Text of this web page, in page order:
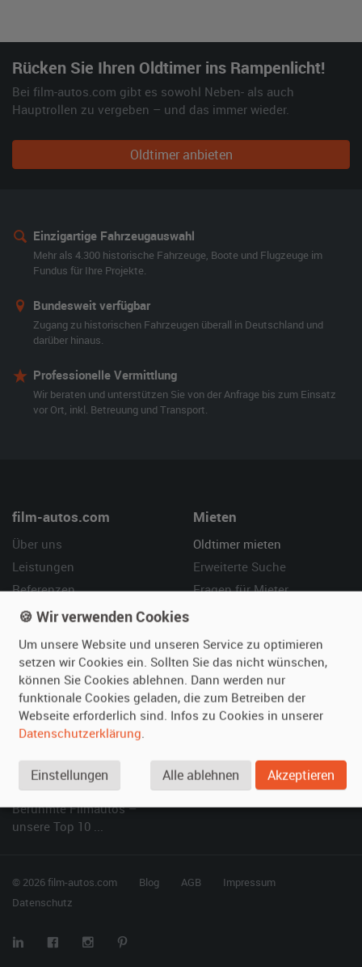
Rücken Sie Ihren Oldtimer ins Rampenlicht!
Bei film-autos.com gibt es sowohl Neben- als auch
Hauptrollen zu vergeben – und das immer wieder.
Oldtimer anbieten
Einzigartige Fahrzeugauswahl
Mehr als 4.300 historische Fahrzeuge, Boote und Flugzeuge im
Fundus für Ihre Projekte.
Bundesweit verfügbar
Zugang zu historischen Fahrzeugen überall in Deutschland und
darüber hinaus.
Professionelle Vermittlung
Wir beraten und unterstützen Sie von der Anfrage bis zum Einsatz
vor Ort, inkl. Betreuung und Transport.
film-autos.com
Über uns
Leistungen
Referenzen
Kundenmeinungen
Mieten
Oldtimer mieten
Erweiterte Suche
Fragen für Mieter
Vermieten
Oldtimer anmelden
Fotos senden
Fragen für Vermieter
Hilfe
Häufige Fragen (FAQ)
So funktioniert's
SPECIAL
Berühmte Filmautos –
unsere Top 10 ...
© 2026 film-autos.com Blog AGB
Impressum
Datenschutz
🍪 Wir verwenden Cookies
Um unsere Website und unseren Service zu optimieren
setzen wir Cookies ein. Sollten Sie das nicht wünschen,
können Sie Cookies ablehnen. Dann werden nur
funktionale Cookies geladen, die zum Betreiben der
Webseite erforderlich sind. Infos zu Cookies in unserer
Datenschutzerklärung.
Einstellungen Alle ablehnen Akzeptieren